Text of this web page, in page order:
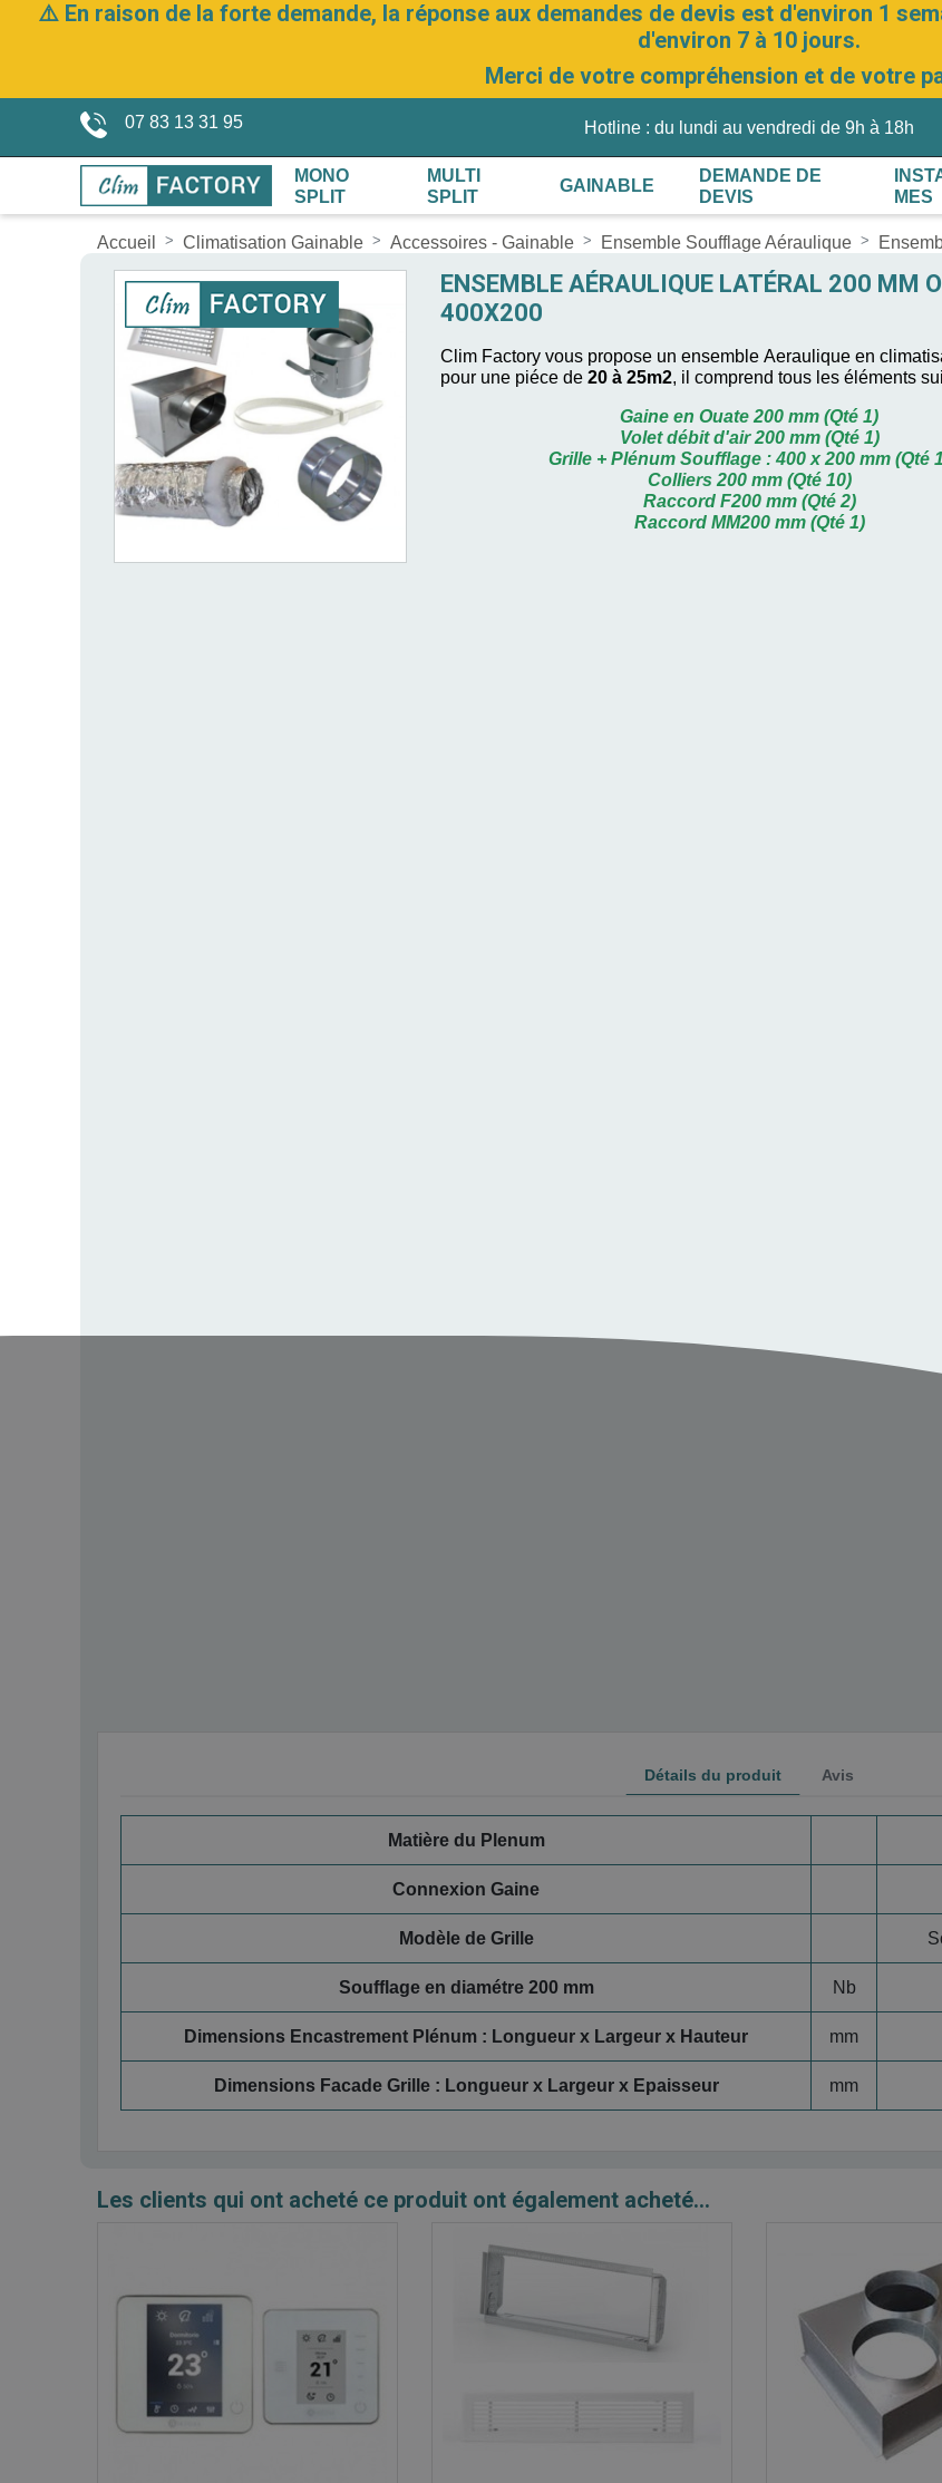
⚠️ En raison de la forte demande, la réponse aux demandes de devis est d'environ 1
d'environ 7 à 10 jours.
Merci de votre compréhension et de votre
07 83 13 31 95 Hotline : du lundi au vendredi de 9h à 18h
MONO
SPLIT
MULTI
SPLIT
GAINABLE
DEMANDE DE
DEVIS
MES
Accueil Climatisation Gainable Accessoires - Gainable Ensemble Soufflage Aéraulique
ENSEMBLE AÉRAULIQUE LATÉRAL 200 MM
400X200
Clim Factory vous proposeun ensemble Aeraulique en
pour une piéce de 20 à 25m2, il comprend tous les éléments
Gaine en Ouate 200 mm (Qté 1)
Volet débit d'air 200 mm (Qté 1)
Grille + Plénum Soufflage : 400 x 200 mm (Qté
Colliers 200 mm (Qté 10)
Raccord F200 mm (Qté 2)
Raccord MM200 mm (Qté 1)
Détails du produit Avis
Matière du Plenum
Connexion Gaine
Modèle de Grille
Soufflage en diamétre 200 mm Nb
Dimensions Encastrement Plénum : Longueur x Largeur x Hauteur mm
Dimensions Facade Grille : Longueur x Largeur x Epaisseur mm
Les clients qui ont acheté ce produit ont également acheté...